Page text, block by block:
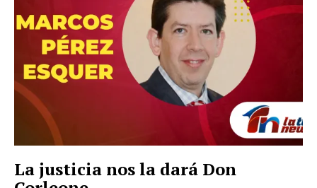
La justicia nos la dará Don